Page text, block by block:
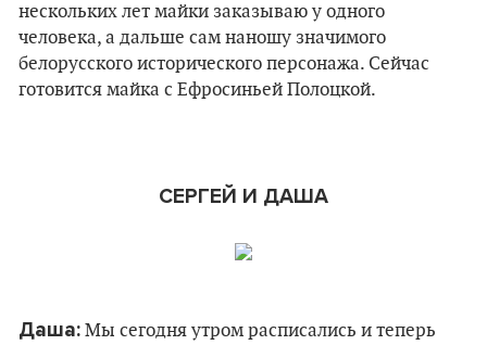
нескольких лет майки заказываю у одного
человека, а дальше сам наношу значимого
белорусского исторического персонажа. Сейчас
готовится майка с Ефросиньей Полоцкой.
СЕРГЕЙ И ДАША
Даша: Мы сегодня утром расписались и теперь